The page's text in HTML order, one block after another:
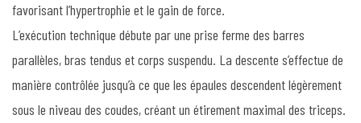
favorisant l’hypertrophie et le gain de force.
L’exécution technique débute par une prise ferme des barres
parallèles, bras tendus et corps suspendu. La descente s’effectue de
manière contrôlée jusqu’à ce que les épaules descendent légèrement
sous le niveau des coudes, créant un étirement maximal des triceps.